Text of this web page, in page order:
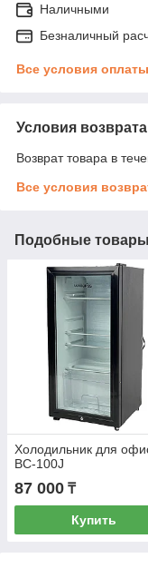
Наличными
Безналичный
Все условия оплаты
Условия возврата
Возврат товара в
Все условия
Подобные
Холодильник для
BC-100J
87 000 ₸
Купить